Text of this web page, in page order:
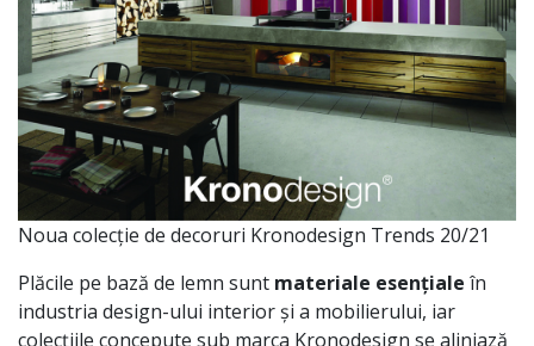
Noua colecție de decoruri Kronodesign Trends 20/21
Plăcile pe bază de lemn sunt materiale esențiale în
industria design-ului interior și a mobilierului, iar
colecțiile concepute sub marca Kronodesign se aliniază